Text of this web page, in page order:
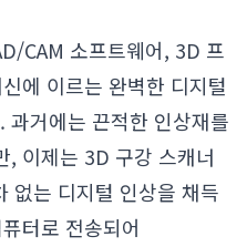
CAM 소프트웨어, 3D 프
에 이르는 완벽한 디지털
과거에는 끈적한 인상재를
, 이제는 3D 구강 스캐너
없는 디지털 인상을 채득
터로 전송되어